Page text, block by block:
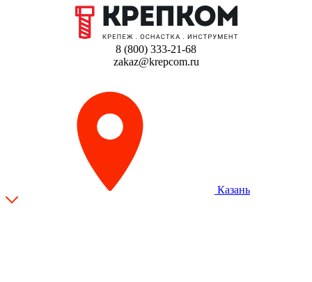
8 (800) 333-21-68
zakaz@krepcom.ru
Казань